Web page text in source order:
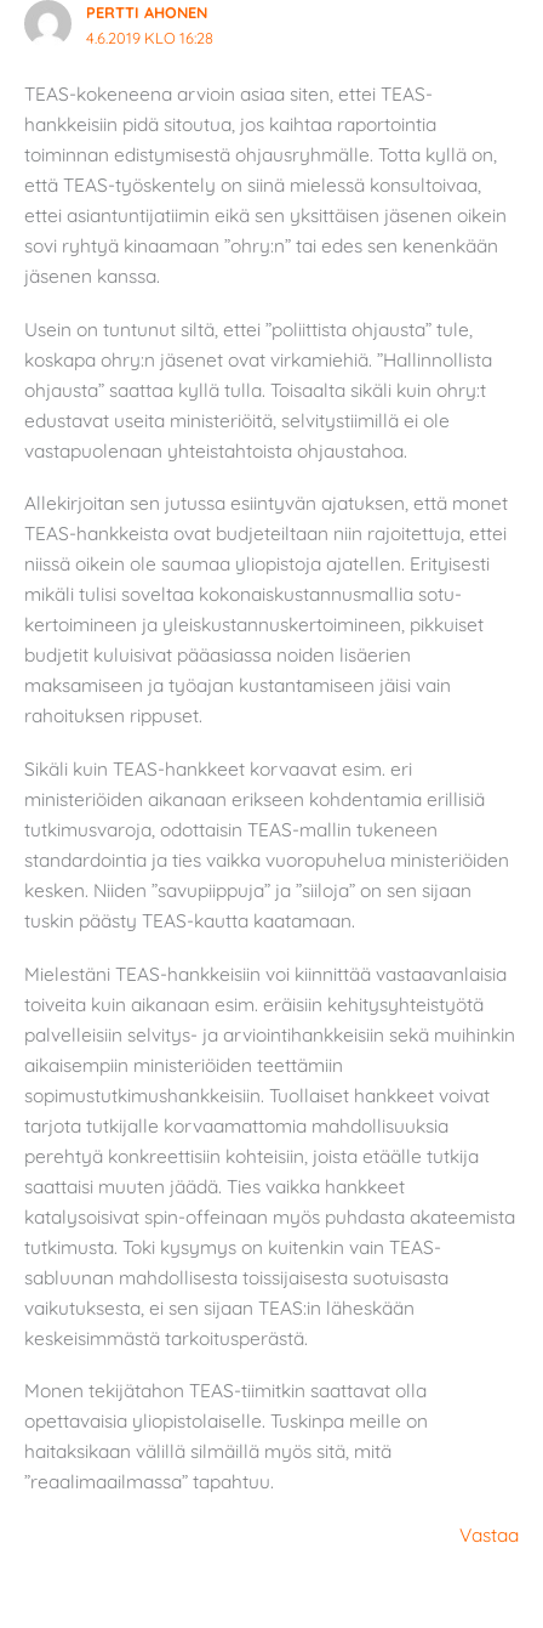
PERTTI AHONEN
4.6.2019 KLO 16:28
TEAS-kokeneena arvioin asiaa siten, ettei TEAS-
hankkeisiin pidä sitoutua, jos kaihtaa raportointia
toiminnan edistymisestä ohjausryhmälle. Totta kyllä on,
että TEAS-työskentely on siinä mielessä konsultoivaa,
ettei asiantuntijatiimin eikä sen yksittäisen jäsenen oikein
sovi ryhtyä kinaamaan ”ohry:n” tai edes sen kenenkään
jäsenen kanssa.
Usein on tuntunut siltä, ettei ”poliittista ohjausta” tule,
koskapa ohry:n jäsenet ovat virkamiehiä. ”Hallinnollista
ohjausta” saattaa kyllä tulla. Toisaalta sikäli kuin ohry:t
edustavat useita ministeriöitä, selvitystiimillä ei ole
vastapuolenaan yhteistahtoista ohjaustahoa.
Allekirjoitan sen jutussa esiintyvän ajatuksen, että monet
TEAS-hankkeista ovat budjeteiltaan niin rajoitettuja, ettei
niissä oikein ole saumaa yliopistoja ajatellen. Erityisesti
mikäli tulisi soveltaa kokonaiskustannusmallia sotu-
kertoimineen ja yleiskustannuskertoimineen, pikkuiset
budjetit kuluisivat pääasiassa noiden lisäerien
maksamiseen ja työajan kustantamiseen jäisi vain
rahoituksen rippuset.
Sikäli kuin TEAS-hankkeet korvaavat esim. eri
ministeriöiden aikanaan erikseen kohdentamia erillisiä
tutkimusvaroja, odottaisin TEAS-mallin tukeneen
standardointia ja ties vaikka vuoropuhelua ministeriöiden
kesken. Niiden ”savupiippuja” ja ”siiloja” on sen sijaan
tuskin päästy TEAS-kautta kaatamaan.
Mielestäni TEAS-hankkeisiin voi kiinnittää vastaavanlaisia
toiveita kuin aikanaan esim. eräisiin kehitysyhteistyötä
palvelleisiin selvitys- ja arviointihankkeisiin sekä muihinkin
aikaisempiin ministeriöiden teettämiin
sopimustutkimushankkeisiin. Tuollaiset hankkeet voivat
tarjota tutkijalle korvaamattomia mahdollisuuksia
perehtyä konkreettisiin kohteisiin, joista etäälle tutkija
saattaisi muuten jäädä. Ties vaikka hankkeet
katalysoisivat spin-offeinaan myös puhdasta akateemista
tutkimusta. Toki kysymys on kuitenkin vain TEAS-
sabluunan mahdollisesta toissijaisesta suotuisasta
vaikutuksesta, ei sen sijaan TEAS:in läheskään
keskeisimmästä tarkoitusperästä.
Monen tekijätahon TEAS-tiimitkin saattavat olla
opettavaisia yliopistolaiselle. Tuskinpa meille on
haitaksikaan välillä silmäillä myös sitä, mitä
”reaalimaailmassa” tapahtuu.
Vastaa